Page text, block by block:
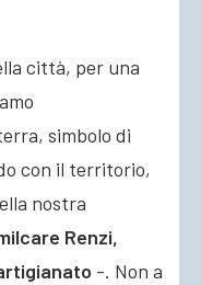
città, per una
simbolo di
con il territorio,
nostra
Renzi,
-. Non a